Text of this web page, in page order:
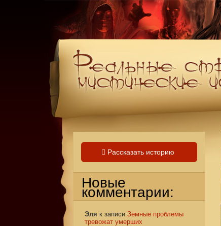
Рассказать историю
Новые
комментарии:
Эля к записи Земные проблемы
тревожат умерших